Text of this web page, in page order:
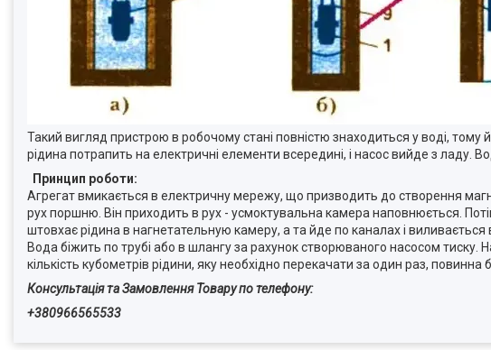
Такий вигляд пристрою в робочому стані повністю знаходиться у воді,
рідина потрапить на електричні елементи всередині, і насос вийде з
Принцип роботи:
Агрегат вмикається в електричну мережу, що призводить до створення
рух поршню. Він приходить в рух - усмоктувальна камера наповнюється.
штовхає рідина в нагнетательную камеру, а та йде по каналах і виливається
Вода біжить по трубі або в шлангу за рахунок створюваного насосом
кількість кубометрів рідини, яку необхідно перекачати за один раз,
Консультація та Замовлення Товару по телефону:
+380966565533